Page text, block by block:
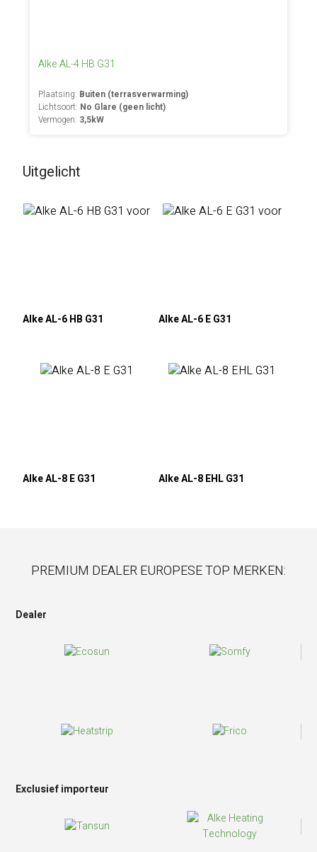
Alke AL-4 HB G31
Plaatsing: Buiten (terrasverwarming)
Lichtsoort: No Glare (geen licht)
Vermogen: 3,5kW
Uitgelicht
Alke AL-6 HB G31 Alke AL-6 E G31
Alke AL-8 E G31 Alke AL-8 EHL G31
PREMIUM DEALER EUROPESE TOP MERKEN:
Dealer
Exclusief importeur